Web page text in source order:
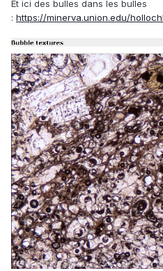
Et ici des bulles dans les bulles
: https://minerva.union.edu/